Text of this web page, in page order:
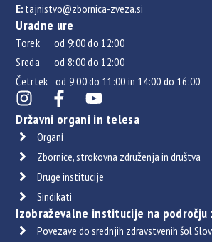
E: tajnistvo@zbornica-zveza.si
Uradne ure
Torek od 9:00 do 12:00
Sreda od 8:00 do 12:00
Četrtek od 9:00 do 11:00 in 14:00 do 16:00
Državni organi in telesa
Organi
Zbornice, strokovna združenja in društva
Druge institucije
Sindikati
Izobraževalne institucije na področju
Povezave do srednjih zdravstvenih šol